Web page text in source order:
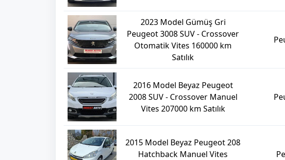
2023 Model Gümüş Gri
Peugeot 3008 SUV - Crossover
Otomatik Vites 160000 km
Satılık
2016 Model Beyaz Peugeot
2008 SUV - Crossover Manuel
Vites 207000 km Satılık
2015 Model Beyaz Peugeot 208
Hatchback Manuel Vites